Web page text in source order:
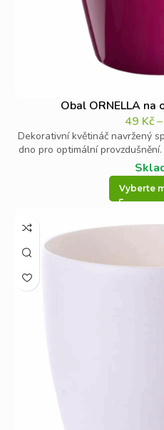
Obal ORNELLA na
49 Kč–
Dekorativní květináč navržený
dno pro optimální
Vyberte